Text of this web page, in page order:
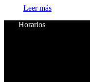
Leer más
Horarios